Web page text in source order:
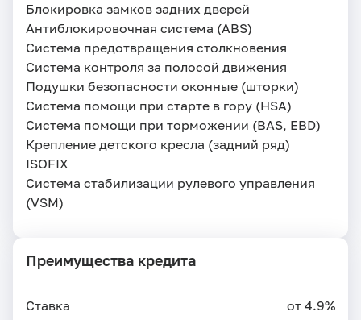
Блокировка замков задних дверей
Антиблокировочная система (ABS)
Система предотвращения столкновения
Система контроля за полосой движения
Подушки безопасности оконные (шторки)
Система помощи при старте в гору (HSA)
Система помощи при торможении (BAS, EBD)
Крепление детского кресла (задний ряд)
ISOFIX
Система стабилизации рулевого управления
(VSM)
Преимущества кредита
Ставка от 4.9%